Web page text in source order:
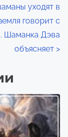
уходят в
говорит с
Шаманка Дэва
объясняет >